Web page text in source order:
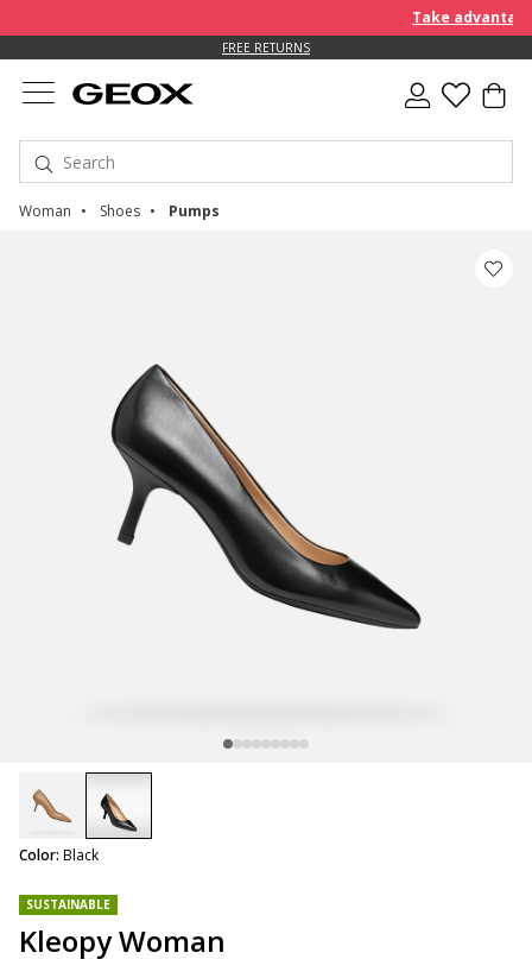
Take advantage
FREE RETURNS
Woman Shoes Pumps
SUSTAINABLE
Kleopy Woman
Color: Black